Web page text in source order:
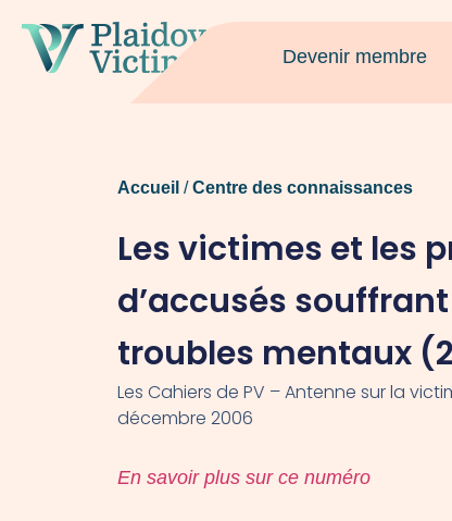
Devenir membre
Accueil /Centre des connaissances
Les victimes et les
d’accusés
troubles mentaux
Les Cahiers de PV – Antenne sur la
décembre 2006
En savoir plus sur ce numéro